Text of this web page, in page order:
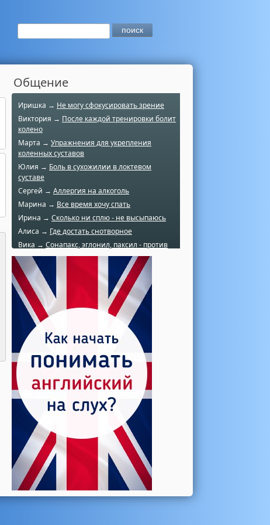
Общение
Иришка → Не могу сфокусировать зрение
Виктория → После каждой тренировки болит
колено
Марта → Упражнения для укрепления
коленных суставов
Юлия → Боль в сухожилии в локтевом
суставе
Сергей → Аллергия на алкоголь
Марина → Все время хочу спать
Ирина → Сколько ни сплю - не высыпаюсь
Алиса → Где достать снотворное
Вика → Сонапакс, эглонил, паксил - против
чего?
Катерина →
Боль в колене при нагрузке
Алла →Болят коленные суставы
Паша Щ. →
Боль в коленной чашечке
Ульяна Ф. →Болят и хрустят колени
Артемов Иван →
Болит и опухло колено
Чернов Игорь →Болят суставы при занятиях
спортом